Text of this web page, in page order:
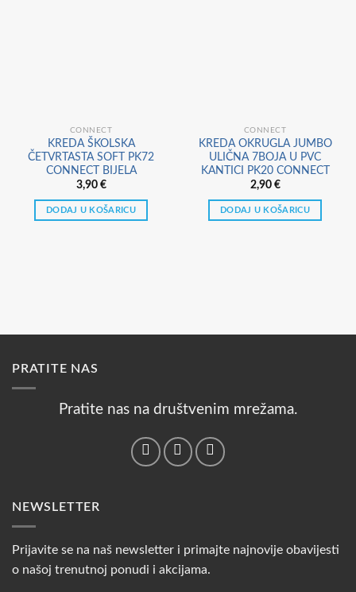
CONNECT
KREDA ŠKOLSKA
ČETVRTASTA SOFT PK72
CONNECT BIJELA
3,90 €
DODAJ U KOŠARICU
CONNECT
KREDA OKRUGLA JUMBO
ULIČNA 7BOJA U PVC
KANTICI PK20 CONNECT
2,90 €
DODAJ U KOŠARICU
PRATITE NAS
Pratite nas na društvenim mrežama.
NEWSLETTER
Prijavite se na naš newsletter i primajte najnovije obavijesti
o našoj trenutnoj ponudi i akcijama.